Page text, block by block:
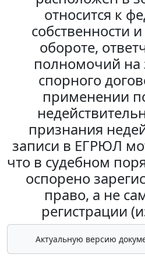
относится к
собственности
обороте,
полномочий на
спорного
применении
признания
записи в ЕГРЮЛ
что в судебном
оспорено
право, а не
регистрации
Актуальную версию